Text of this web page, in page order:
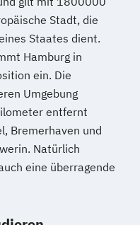
Stadt, die
Staates dient.
Hamburg in
ein. Die
Umgebung
entfernt
Bremerhaven und
Natürlich
eine überragende